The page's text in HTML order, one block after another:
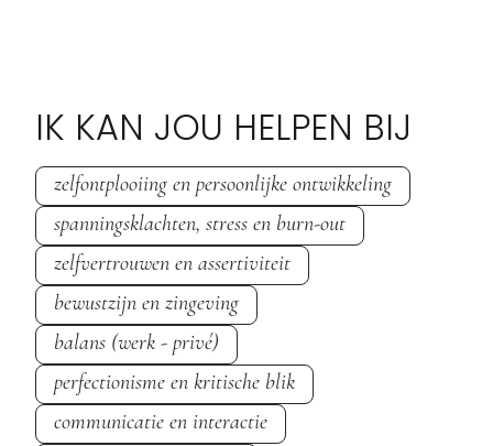
IK KAN JOU HELPEN BIJ
zelfontplooiing en persoonlijke ontwikkeling
spanningsklachten, stress en burn-out
zelfvertrouwen en assertiviteit
bewustzijn en zingeving
balans (werk - privé)
perfectionisme en kritische blik
communicatie en interactie